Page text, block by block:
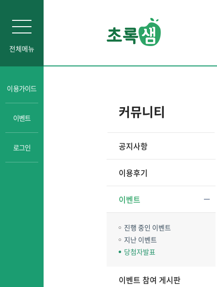
커뮤니티
공지사항
이용후기
이벤트
진행 중인 이벤트
지난 이벤트
당첨자발표
이벤트 참여 게시판
전체메뉴
이용가이드
이벤트
로그인
자기주도학습
성교육
일타강사강의